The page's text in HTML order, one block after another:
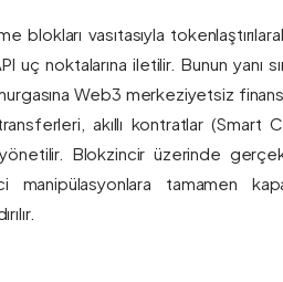
blokları vasıtasıyla
uç noktalarına iletilir. Bunun yanı
Web3 merkeziyetsiz
akıllı kontratlar (Smart
Blokzincir üzerinde
manipülasyonlara tamamen